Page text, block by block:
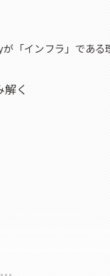
「インフラ」である
く